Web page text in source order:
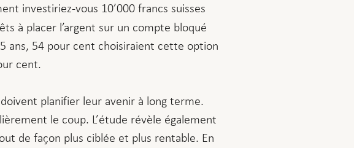
investiriez-vous 10’000 francs suisses
à placer l’argent sur un compte bloqué
ans, 54 pour cent choisiraient cette option
cent.
planifier leur avenir à long terme.
le coup. L’étude révèle également
de façon plus ciblée et plus rentable. En